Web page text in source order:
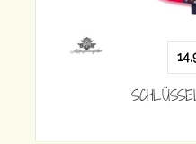
14,90
SCHLÜSSELBAND KURZ